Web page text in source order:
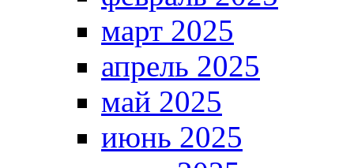
март 2025
апрель 2025
май 2025
июнь 2025